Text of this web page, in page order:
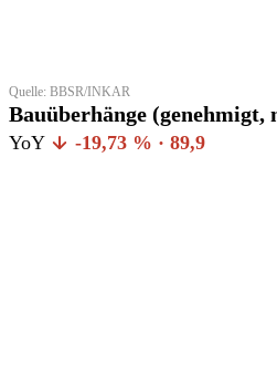
Quelle: BBSR/INKAR
Bauüberhänge
YoY -19,73 % · 89,9